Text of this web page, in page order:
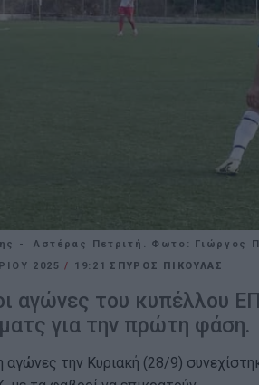
- Αστέρας Πετριτή. Φωτο: Γιώργος
2025/ 19:21 ΣΠΥΡΟΣ ΠΙΚΟΥΛΑΣ
αγώνες του κυπέλλου
για την πρώτη φάση.
αγώνες την Κυριακή (28/9)